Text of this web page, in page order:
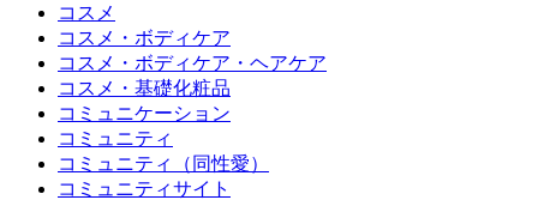
コスメ
コスメ・ボディケア
コスメ・ボディケア・ヘアケア
コスメ・基礎化粧品
コミュニケーション
コミュニティ
コミュニティ（同性愛）
コミュニティサイト